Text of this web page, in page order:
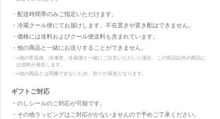
配送時間帯のみご指定いただけます。
冷蔵クール便にてお届けします。不在置きや置き配はできません。
価格には送料およびクール便送料も含まれています。
他の商品と一緒にお送りすることができません。
※他の常温便、冷凍便、冷蔵便と一緒にご注文いただいた場合、この商品以外の商品に
は送料が発生します。
※他の商品とは同梱できないため、別々の発送となります。
ギフトご対応
のしシールのご対応が可能です。
その他ラッピングはご対応がかないませんので予めご了承ください。